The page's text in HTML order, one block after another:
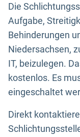
Die
Aufgabe,
Behinderungen
Niedersachsen,
IT, beizulegen.
kostenlos. Es
eingeschaltet
Direkt